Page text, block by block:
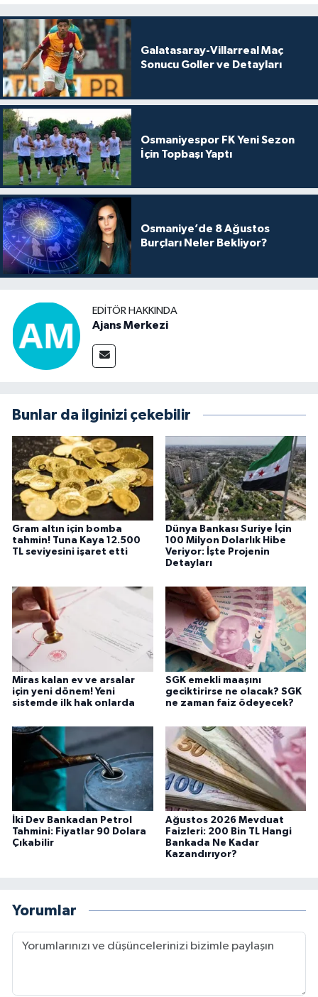
Galatasaray-Villarreal Maç
Sonucu Goller ve Detayları
Osmaniyespor FK Yeni Sezon
İçin Topbaşı Yaptı
Osmaniye’de 8 Ağustos
Burçları Neler Bekliyor?
EDITÖR HAKKINDA
Ajans Merkezi
Bunlar da ilginizi çekebilir
Gram altın için bomba
tahmin! Tuna Kaya 12.500
TL seviyesini işaret etti
Dünya Bankası Suriye İçin
100 Milyon Dolarlık Hibe
Veriyor: İşte Projenin
Detayları
Miras kalan ev ve arsalar
için yeni dönem! Yeni
sistemde ilk hak onlarda
SGK emekli maaşını
geciktirirse ne olacak? SGK
ne zaman faiz ödeyecek?
İki Dev Bankadan Petrol
Tahmini: Fiyatlar 90 Dolara
Çıkabilir
Ağustos 2026 Mevduat
Faizleri: 200 Bin TL Hangi
Bankada Ne Kadar
Kazandırıyor?
Yorumlar